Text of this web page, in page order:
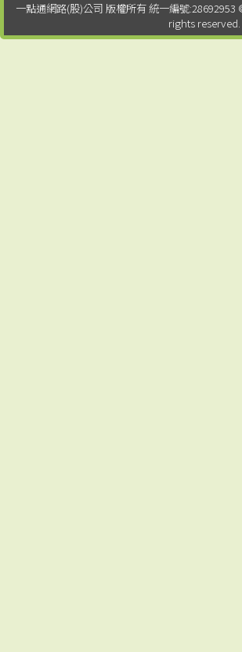
一點通網路(股)公司 版權所有 統一編號:28692953
rights reserved.